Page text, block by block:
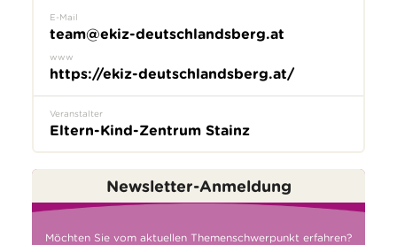
E-Mail
team@ekiz-deutschlandsberg.at
www
https://ekiz-deutschlandsberg.at/
Veranstalter
Eltern-Kind-Zentrum Stainz
Newsletter-Anmeldung
Möchten Sie vom aktuellen Themenschwerpunkt erfahren?